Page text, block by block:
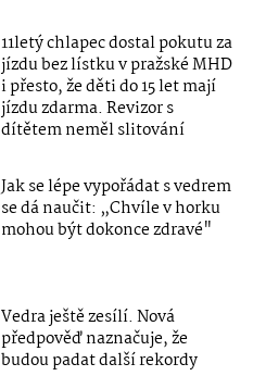
11letý chlapec dostal pokutu za
jízdu bez lístku v pražské MHD
i přesto, že děti do 15 let mají
jízdu zdarma. Revizor s
dítětem neměl slitování
Jak se lépe vypořádat s vedrem
se dá naučit: „Chvíle v horku
mohou být dokonce zdravé"
Vedra ještě zesílí. Nová
předpověď naznačuje, že
budou padat další rekordy